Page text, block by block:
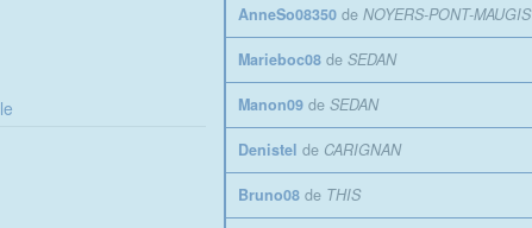
AnneSo08350de NOYERS-PONT-MAUGIS
Marieboc08de SEDAN
Manon09de SEDAN
Denistel de CARIGNAN
Bruno08de THIS